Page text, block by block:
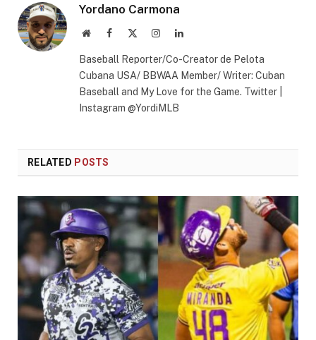
Yordano Carmona
WebsiteFacebook InstagramLinkedIn
Baseball Reporter/Co-Creator de Pelota
Cubana USA/ BBWAA Member/ Writer: Cuban
Baseball and My Love for the Game. Twitter |
Instagram @YordiMLB
RELATED POSTS